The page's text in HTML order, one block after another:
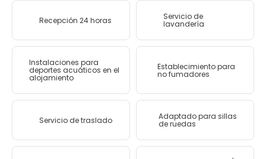
Recepción 24 horas Servicio de
lavandería
Instalaciones para
deportes acuáticos en el
alojamiento
Establecimiento para
no fumadores
Servicio de traslado Adaptado para sillas
de ruedas